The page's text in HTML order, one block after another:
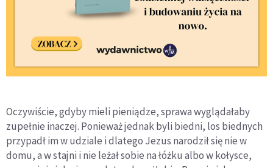
Oczywiście, gdyby mieli pieniądze, sprawa wyglądałaby
zupełnie inaczej. Ponieważ jednak byli biedni, los biednych
przypadł im w udziale i dlatego Jezus narodził się nie w
domu, a w stajni i nie leżał sobie na łóżku albo w kołysce,